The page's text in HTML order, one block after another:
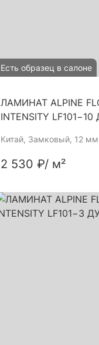
Есть образец в салоне
ЛАМИНАТ ALPINE
INTENSITY
Китай, Замковый, 12 мм
2 530 ₽/ м²